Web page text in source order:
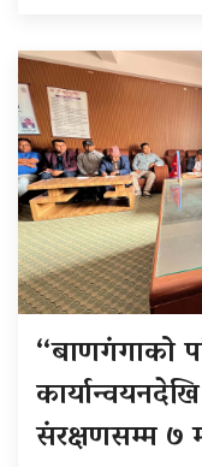
“बाणगंगाको
संरक्षणसम्म ७